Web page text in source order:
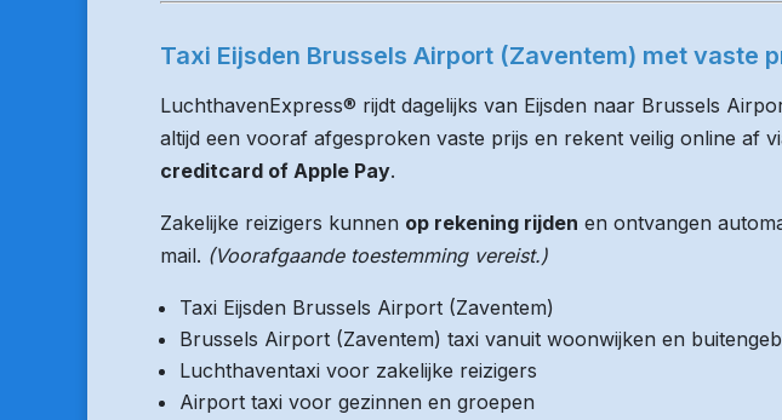
Taxi Eijsden Brussels Airport (Zaventem) met vaste
LuchthavenExpress® rijdt dagelijks van Eijsden naar Brussels
altijd een vooraf afgesproken vaste prijs en rekent veilig online af
creditcard of Apple Pay.
Zakelijke reizigers kunnen op rekening rijden en ontvangen
mail. (Voorafgaande toestemming vereist.)
Taxi Eijsden Brussels Airport (Zaventem)
Brussels Airport (Zaventem) taxi vanuit woonwijken en
Luchthaventaxi voor zakelijke reizigers
Airport taxi voor gezinnen en groepen